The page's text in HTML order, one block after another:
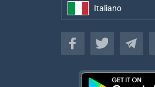
Italiano
Italiano